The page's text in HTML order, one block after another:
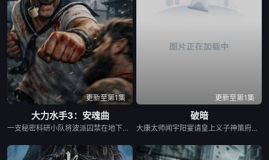
更新至第1集
大力水手3：安魂曲
一支秘密科研小队将波派囚禁在地下军事基地，试图驯化并利用他的超人类力量，将其打造成杀伤力极强的军事武器。残酷的实验不断压榨他的身体，也持续点燃着他心底的怒火。很快实验彻底失控，被狂怒彻底吞噬的波派化身无法阻挡的狂暴怪物，挣脱束缚在基地里横冲直撞，所到之处设施尽毁、伤亡惨重。随着时间不断流逝，伤亡数字持续攀升，基地里的一名科学家必须赌上一切，阻止这头失控的怪物，阻止毁灭向外蔓延。
更新至第1集
破暗
大康太师闻宇阳宴请皇上义子神策府神威将军冷啸天，席间告知他一个消息，刚刚继任北疆镇海王的薛世明遭刺客暗杀，大康名医李长生父子卷入其中，不日将斩首。冷啸天自幼在北疆长大，李长生曾对他有过救命之恩，冷啸天决定亲赴北疆。探求真相...